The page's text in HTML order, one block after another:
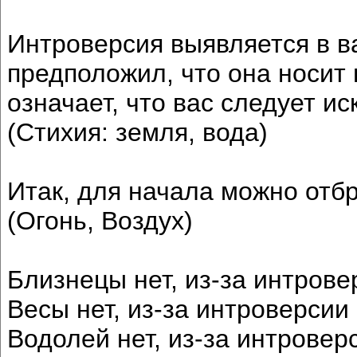
Интроверсия выявляется в
предположил, что она
означает, что вас следует
(Стихия: земля, вода)
Итак, для начала можно
(Огонь, Воздух)
Близнецы нет, из-за
Весы нет, из-за интроверсии
Водолей нет, из-за